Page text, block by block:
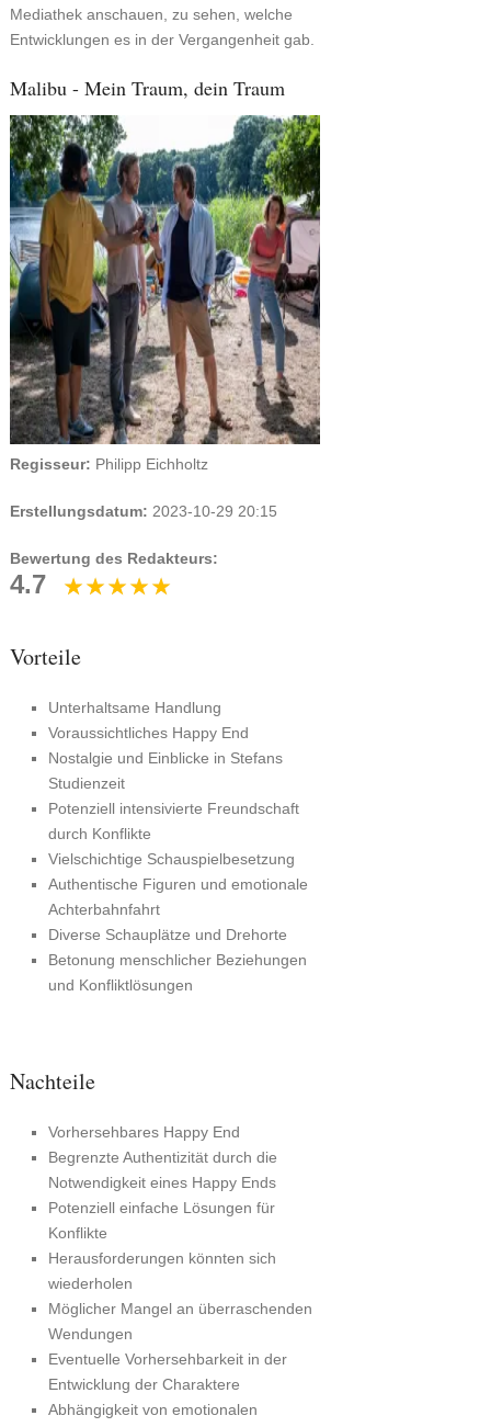
Mediathek anschauen, zu sehen, welche
Entwicklungen es in der Vergangenheit gab.
Malibu - Mein Traum, dein Traum
Regisseur: Philipp Eichholtz
Erstellungsdatum: 2023-10-29 20:15
Bewertung des Redakteurs:
4.7
Vorteile
Unterhaltsame Handlung
Voraussichtliches Happy End
Nostalgie und Einblicke in Stefans
Studienzeit
Potenziell intensivierte Freundschaft
durch Konflikte
Vielschichtige Schauspielbesetzung
Authentische Figuren und emotionale
Achterbahnfahrt
Diverse Schauplätze und Drehorte
Betonung menschlicher Beziehungen
und Konfliktlösungen
Nachteile
Vorhersehbares Happy End
Begrenzte Authentizität durch die
Notwendigkeit eines Happy Ends
Potenziell einfache Lösungen für
Konflikte
Herausforderungen könnten sich
wiederholen
Möglicher Mangel an überraschenden
Wendungen
Eventuelle Vorhersehbarkeit in der
Entwicklung der Charaktere
Abhängigkeit von emotionalen